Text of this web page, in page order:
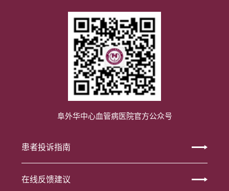
阜外华中心血管病医院官方公众号
患者投诉指南
在线反馈建议